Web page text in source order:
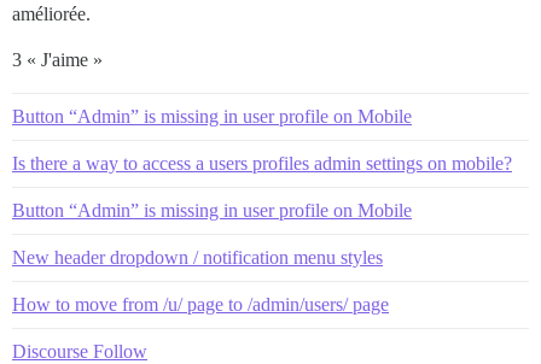
améliorée.
3 « J'aime »
Button “Admin” is missing in user profile on Mobile
Is there a way to access a users profiles admin settings on mobile?
Button “Admin” is missing in user profile on Mobile
New header dropdown / notification menu styles
How to move from /u/ page to /admin/users/ page
Discourse Follow